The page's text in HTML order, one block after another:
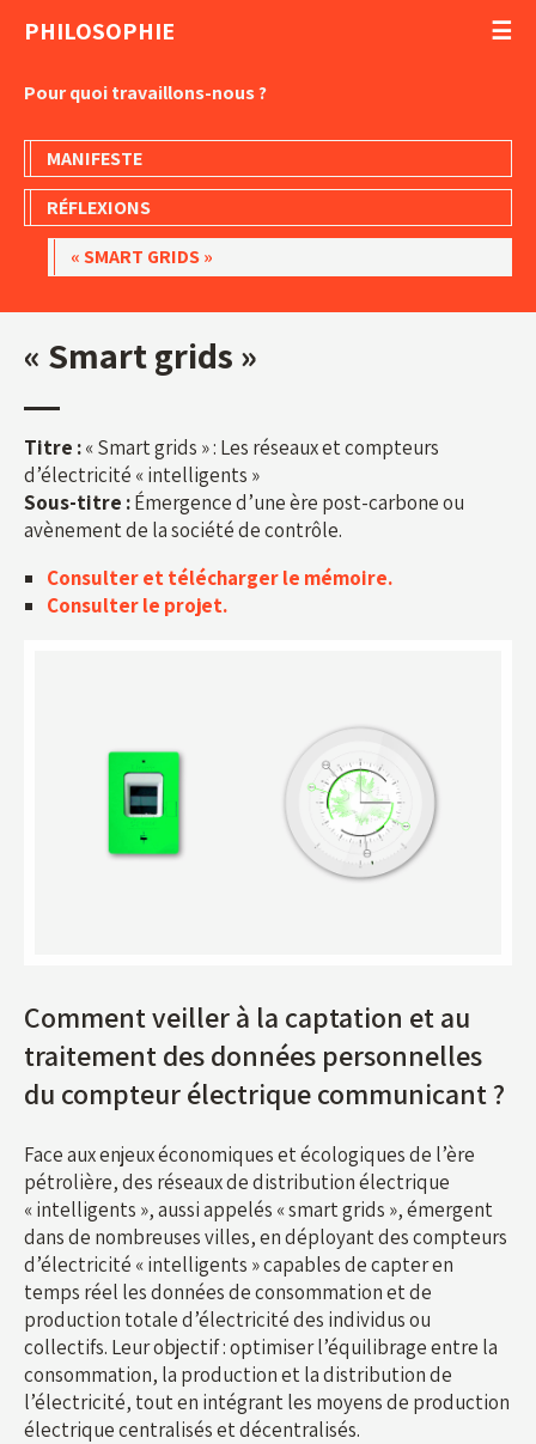
PHILOSOPHIE
Pour quoi travaillons-nous ?
MANIFESTE
RÉFLEXIONS
« SMART GRIDS »
« Smart grids »
Titre :« Smart grids » : Les réseaux et compteurs
d’électricité « intelligents »
Sous-titre :Émergence d’une ère post-carbone ou
avènement de la société de contrôle.
Consulter et télécharger le mémoire.
Consulter le projet.
Comment veiller à la captation et au
traitement des données personnelles
du compteur électrique communicant ?
Face aux enjeux économiques et écologiques de l’ère
pétrolière, des réseaux de distribution électrique
« intelligents », aussi appelés « smart grids », émergent
dans de nombreuses villes, en déployant des compteurs
d’électricité « intelligents » capables de capter en
temps réel les données de consommation et de
production totale d’électricité des individus ou
collectifs. Leur objectif : optimiser l’équilibrage entre la
consommation, la production et la distribution de
l’électricité, tout en intégrant les moyens de production
électrique centralisés et décentralisés.